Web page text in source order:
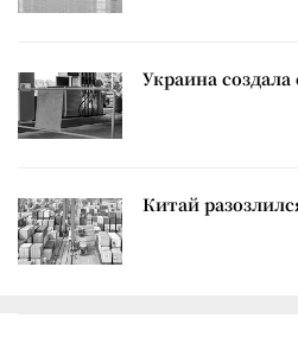
Украина
Китай